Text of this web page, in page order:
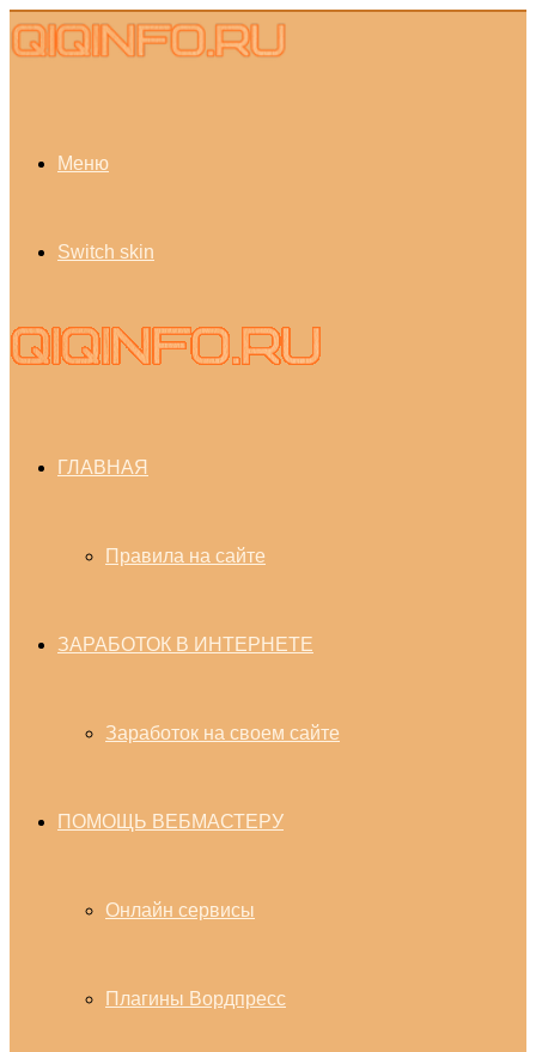
Меню
Switch skin
ГЛАВНАЯ
Правила на сайте
ЗАРАБОТОК В ИНТЕРНЕТЕ
Заработок на своем сайте
ПОМОЩЬ ВЕБМАСТЕРУ
Онлайн сервисы
Плагины Вордпресс